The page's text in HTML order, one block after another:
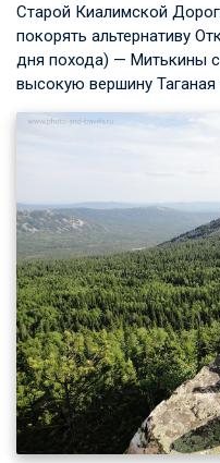
Старой Киалимской
покорять альтернативу
дня похода) — Митькины
высокую вершину Таганая